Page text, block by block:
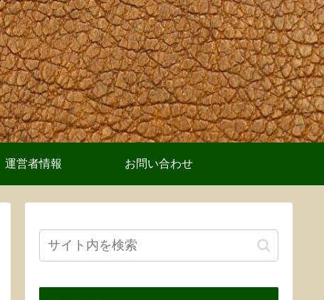
運営者情報 お問い合わせ